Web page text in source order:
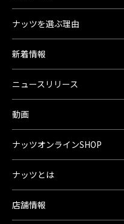
ナッツを選ぶ理由
新着情報
ニュースリリース
動画
ナッツオンラインSHOP
ナッツとは
店舗情報